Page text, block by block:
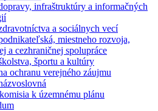
infraštruktúry a informačných
a sociálnych vecí
miestneho rozvoja,
a cezhraničnej spolupráce
športu a kultúry
ochranu verejného záujmu
k územnému plánu